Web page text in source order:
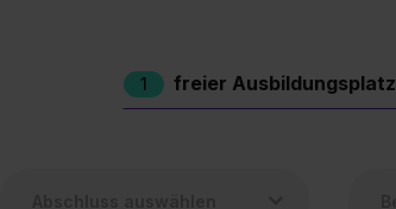
1 freier Ausbildungsplatz